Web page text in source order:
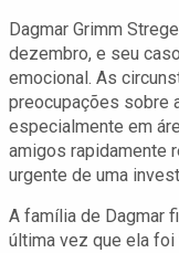
Dagmar Grimm
dezembro, e seu
emocional. As
preocupações sobre
especialmente em
amigos rapidamente
urgente de uma
A família de Dagmar
última vez que ela